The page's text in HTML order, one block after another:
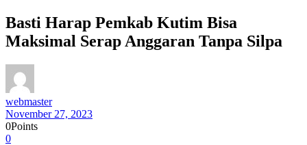
Basti Harap Pemkab Kutim Bisa
Maksimal Serap Anggaran Tanpa Silpa
webmaster
November 27, 2023
0Points
0